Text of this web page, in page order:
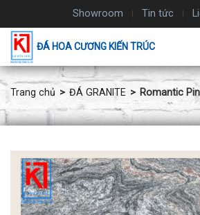
nội
dung
Showroom Tin tức
ĐÁ HOA CƯƠNG KIẾN TRÚC
Trang chủ ĐÁ GRANITE Romantic